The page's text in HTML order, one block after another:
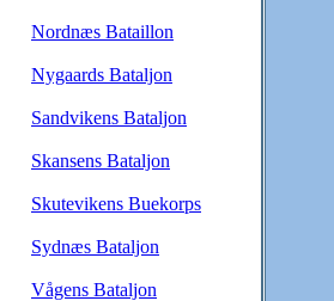
Nordnæs Bataillon
Nygaards Bataljon
Sandvikens Bataljon
Skansens Bataljon
Skutevikens Buekorps
Sydnæs Bataljon
Vågens Bataljon